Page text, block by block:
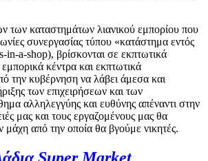
των καταστημάτων λιανικού εμπορίου που
συνεργασίας τύπου «κατάστημα εντός
in-a-shop), βρίσκονται σε εκπτωτικά
κέντρα και εκπτωτικά
την κυβέρνηση να λάβει άμεσα και
των επιχειρήσεων και των
αλληλεγγύης και ευθύνης απέναντι στην
μας και τους εργαζομένους μας θα
από την οποία θα βγούμε νικητές.
Super Market